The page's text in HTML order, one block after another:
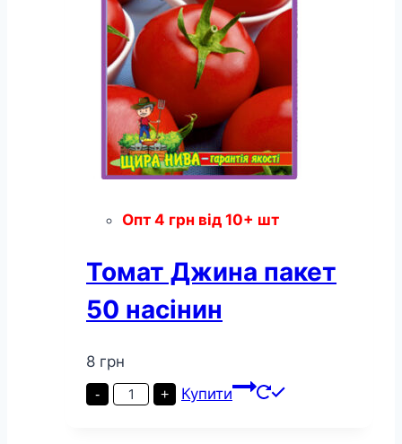
Опт 4 грн від 10+ шт
Томат Джина пакет
50 насінин
8 грн
-
Томат
Джина
+ Купити